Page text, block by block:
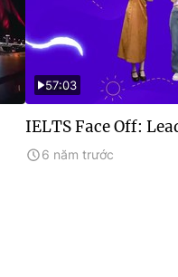
57:03
IELTS Face Off:
6 năm trước